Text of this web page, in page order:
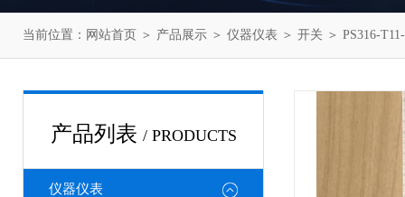
当前位置： 网站首页 ＞ 产品展示 ＞ 仪器仪表 ＞ 开关 ＞ PS316-
产品列表 / PRODUCTS
仪器仪表